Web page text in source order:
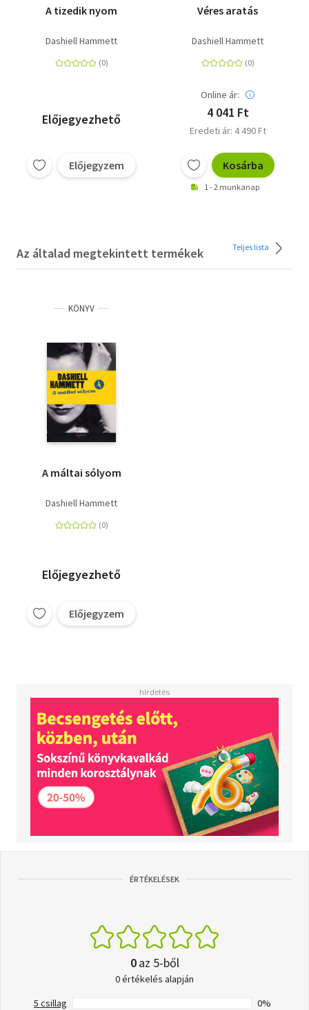
A tizedik nyom
Dashiell Hammett
Előjegyezhető
Előjegyzem
Véres aratás
Dashiell Hammett
Online ár:
4 041 Ft
Eredeti ár: 4 490 Ft
Kosárba
1 - 2 munkanap
Az általad megtekintett termékek Teljes lista
KÖNYV
A máltai sólyom
Dashiell Hammett
Előjegyezhető
Előjegyzem
ÉRTÉKELÉSEK
0az 5-ből
0 értékelés alapján
5 csillag
0%